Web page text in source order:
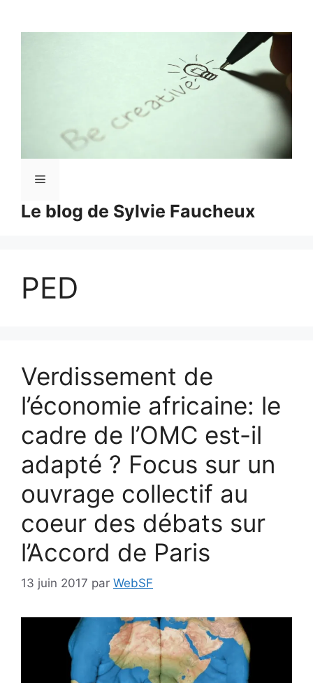
Le blog de Sylvie Faucheux
Menu
PED
Verdissement de
l’économie africaine: le
cadre de l’OMC est-il
adapté ? Focus sur un
ouvrage collectif au
coeur des débats sur
l’Accord de Paris
13 juin 2017 par WebSF